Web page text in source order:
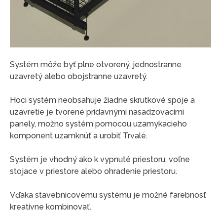
Systém môže byť plne otvorený, jednostranne
uzavretý alebo obojstranne uzavretý.
Hoci systém neobsahuje žiadne skrutkové spoje a
uzavretie je tvorené prídavnými nasadzovacími
panely, možno systém pomocou uzamykacieho
komponent uzamknúť a urobiť Trvalé.
Systém je vhodný ako k vypnuté priestoru, voľne
stojace v priestore alebo ohradenie priestoru.
Vďaka stavebnicovému systému je možné farebnosť
kreatívne kombinovať.